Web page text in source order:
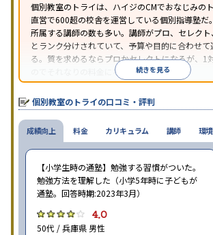
個別教室のトライは、ハイジのCMでおなじみの
直営で600超の校舎を運営している個別指導塾だ
所属する講師の数も多い。講師がプロ、セレク
とランク分けされていて、予算や目的に合わせて
る。質を求めるならプロかセレクトになるが、1
のでそれなりの料金になる。続きを見る
個別教室のトライの口コミ・評判
成績向上
【小学生時の通塾】勉強する習慣がついた。
勉強方法を理解した（小学5年時に子どもが
通塾。回答時期:2023年3月）
4.0
50代 / 兵庫県 男性
料金 カリキュラム 講師 環境